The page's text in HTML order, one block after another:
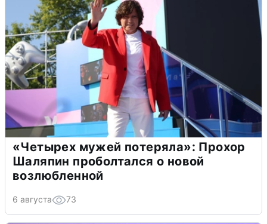
«Четырех мужей потеряла»: Прохор
Шаляпин проболтался о новой
возлюбленной
6 августа 73